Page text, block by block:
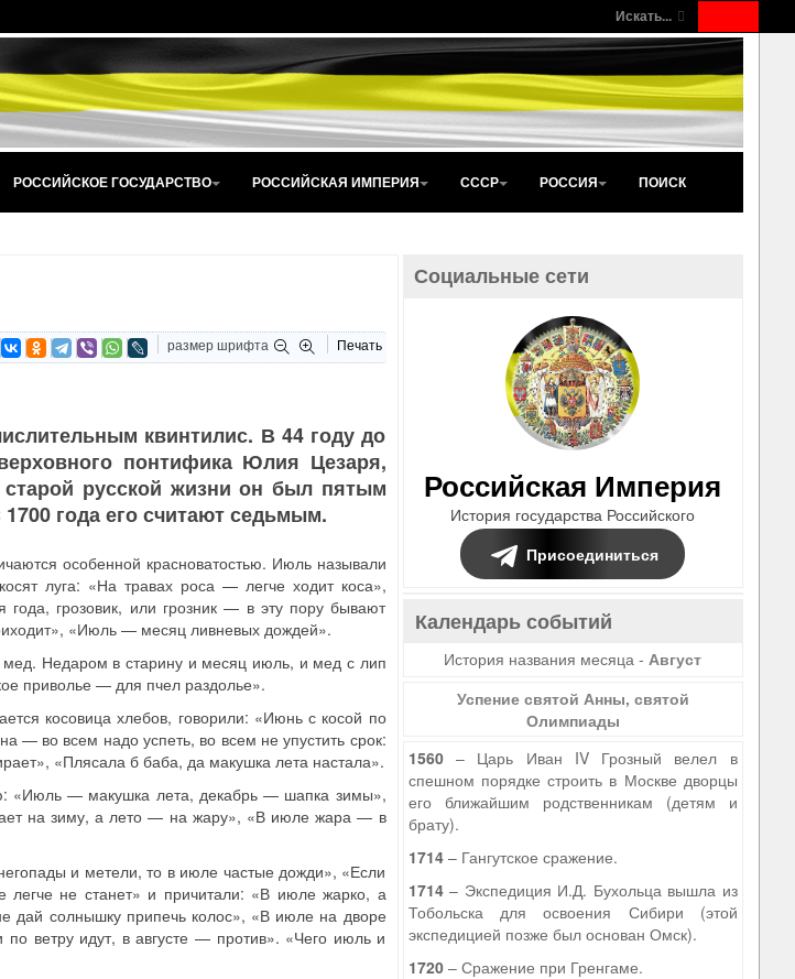
Искать...
РОССИЙСКОЕ ГОСУДАРСТВО РОССИЙСКАЯ ИМПЕРИЯ СССР РОССИЯ ПОИСК
размер шрифта Печать
квинтилис. В 44 году до
понтифика Юлия Цезаря,
русской жизни он был пятым
года его считают седьмым.
особенной красноватостью. Июль называли
луга: «На травах роса — легче ходит коса»,
грозовик, или грозник — в эту пору бывают
«Июль — месяц ливневых дождей».
мед. Недаром в старину и месяц июль, и мед с лип
приволье — для пчел раздолье».
косовица хлебов, говорили: «Июнь с косой по
— во всем надо успеть, во всем не упустить срок:
«Плясала б баба, да макушка лета настала».
«Июль — макушка лета, декабрь — шапка зимы»,
на зиму, а лето — на жару», «В июле жара — в
и метели, то в июле частые дожди», «Если
не станет» и причитали: «В июле жарко, а
дай солнышку припечь колос», «В июле на дворе
ветру идут, в августе — против». «Чего июль и
Социальные сети
Российская Империя
История государства Российского
Присоединиться
Календарь событий
История названия месяца -Август
Успение святой Анны, святой
Олимпиады
1560– Царь Иван IV Грозный велел в
спешном порядке строить в Москве дворцы
его ближайшим родственникам (детям и
брату).
1714– Гангутское сражение.
1714– Экспедиция И.Д. Бухольца вышла из
Тобольска для освоения Сибири (этой
экспедицией позже был основан Омск).
1720– Сражение при Гренгаме.